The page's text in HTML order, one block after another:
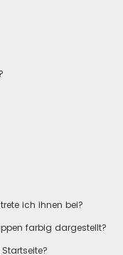
ich ihnen bei?
farbig dargestellt?